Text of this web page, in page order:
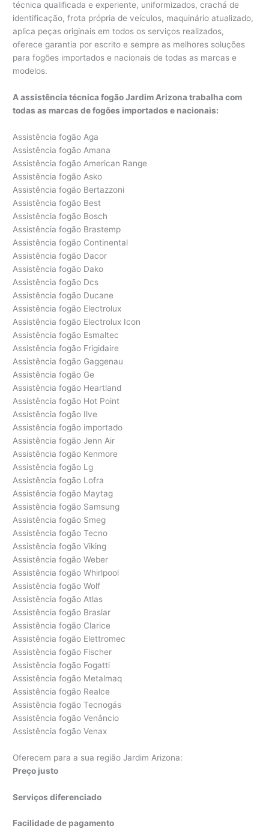
técnica qualificada e experiente, uniformizados, crachá de
identificação, frota própria de veículos, maquinário atualizado,
aplica peças originais em todos os serviços realizados,
oferece garantia por escrito e sempre as melhores soluções
para fogões importados e nacionais de todas as marcas e
modelos.
A assistência técnica fogão Jardim Arizona trabalha com
todas as marcas de fogões importados e nacionais:
Assistência fogão Aga
Assistência fogão Amana
Assistência fogão American Range
Assistência fogão Asko
Assistência fogão Bertazzoni
Assistência fogão Best
Assistência fogão Bosch
Assistência fogão Brastemp
Assistência fogão Continental
Assistência fogão Dacor
Assistência fogão Dako
Assistência fogão Dcs
Assistência fogão Ducane
Assistência fogão Electrolux
Assistência fogão Electrolux Icon
Assistência fogão Esmaltec
Assistência fogão Frigidaire
Assistência fogão Gaggenau
Assistência fogão Ge
Assistência fogão Heartland
Assistência fogão Hot Point
Assistência fogão Ilve
Assistência fogão importado
Assistência fogão Jenn Air
Assistência fogão Kenmore
Assistência fogão Lg
Assistência fogão Lofra
Assistência fogão Maytag
Assistência fogão Samsung
Assistência fogão Smeg
Assistência fogão Tecno
Assistência fogão Viking
Assistência fogão Weber
Assistência fogão Whirlpool
Assistência fogão Wolf
Assistência fogão Atlas
Assistência fogão Braslar
Assistência fogão Clarice
Assistência fogão Elettromec
Assistência fogão Fischer
Assistência fogão Fogatti
Assistência fogão Metalmaq
Assistência fogão Realce
Assistência fogão Tecnogás
Assistência fogão Venâncio
Assistência fogão Venax
Oferecem para a sua região Jardim Arizona:
Preço justo
Serviços diferenciado
Facilidade de pagamento